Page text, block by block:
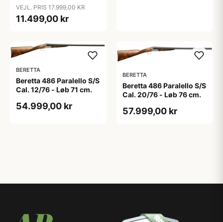
VEJL. PRIS 17.999,00 KR
11.499,00 kr
BERETTA
Beretta 486 Paralello S/S
Cal. 12/76 - Løb 71 cm.
54.999,00 kr
BERETTA
Beretta 486 Paralello S/S
Cal. 20/76 - Løb 76 cm.
57.999,00 kr